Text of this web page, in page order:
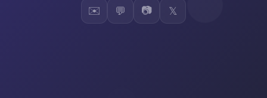
𝕏
📷
💬
✉️